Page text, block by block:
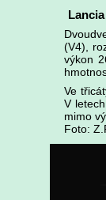
(V4),
výkon
Ve
V
mimo
Foto: